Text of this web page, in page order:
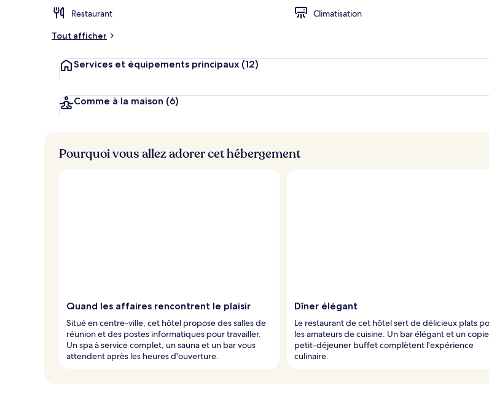
Restaurant
Climatisation
Tout afficher
Services et équipements principaux (12)
Comme à la maison (6)
Pourquoi vous allez adorer cet hébergement
Quand les affaires rencontrent le plaisir
Situé en centre-ville, cet hôtel propose des salles de
réunion et des postes informatiques pour travailler.
Un spa à service complet, un sauna et un bar vous
attendent après les heures d'ouverture.
Dîner élégant
Le restaurant de cet hôtel sert de délicieux plats
les amateurs de cuisine. Un bar élégant et un
petit-déjeuner buffet complètent l'expérience
culinaire.